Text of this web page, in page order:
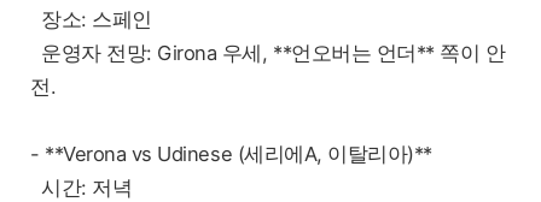
장소: 스페인
운영자 전망: Girona 우세, **언오버는 언더** 쪽이 안
전.
- **Verona vs Udinese (세리에A, 이탈리아)**
시간: 저녁